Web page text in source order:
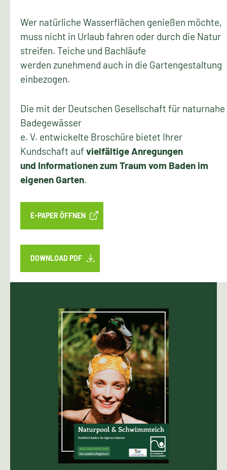
Wer natürliche Wasserflächen genießen möchte,
muss nicht in Urlaub fahren oder durch die Natur
streifen. Teiche und Bachläufe
werden zunehmend auch in die Gartengestaltung
einbezogen.
Die mit der Deutschen Gesellschaft für naturnahe
Badegewässer
e. V. entwickelte Broschüre bietet Ihrer
Kundschaft auf vielfältige Anregungen
und Informationen zum Traum vom Baden im
eigenen Garten.
E-PAPER ÖFFNEN
DOWNLOAD PDF